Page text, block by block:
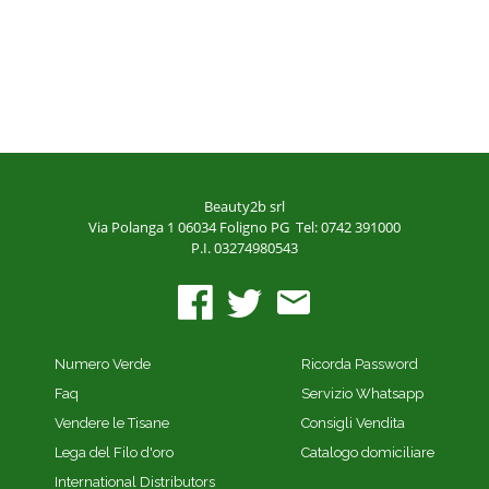
Beauty2b srl
Via Polanga 1 06034 Foligno PG Tel: 0742 391000
P.I. 03274980543
Numero Verde
Faq
Vendere le Tisane
Lega del Filo d'oro
International Distributors
Ricorda Password
Servizio Whatsapp
Consigli Vendita
Catalogo domiciliare